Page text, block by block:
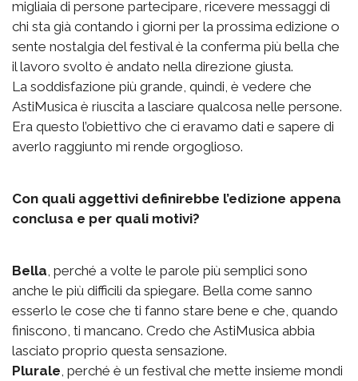
migliaia di persone partecipare, ricevere messaggi di
chi sta già contando i giorni per la prossima edizione o
sente nostalgia del festival è la conferma più bella che
il lavoro svolto è andato nella direzione giusta.
La soddisfazione più grande, quindi, è vedere che
AstiMusica è riuscita a lasciare qualcosa nelle persone.
Era questo l’obiettivo che ci eravamo dati e sapere di
averlo raggiunto mi rende orgoglioso.
Con quali aggettivi definirebbe l’edizione appena
conclusa e per quali motivi?
Bella , perché a volte le parole più semplici sono
anche le più difficili da spiegare. Bella come sanno
esserlo le cose che ti fanno stare bene e che, quando
finiscono, ti mancano. Credo che AstiMusica abbia
lasciato proprio questa sensazione.
Plurale , perché è un festival che mette insieme mondi